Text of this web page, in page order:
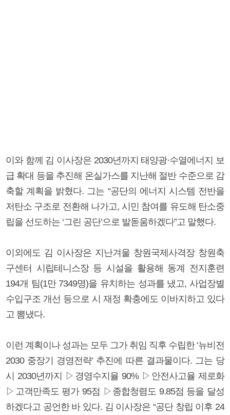
이와 함께 김 이사장은 2030년까지 태양광·수열에너지 보
급 확대 등을 추진해 온실가스를 지난해 절반 수준으로 감
축할 계획을 밝혔다. 그는 “공단의 에너지 시스템 전반을
저탄소 구조로 전환해 나가고, 시민 참여를 유도해 탄소중
립을 선도하는 ‘그린 공단’으로 발돋움하겠다”고 말했다.
이외에도 김 이사장은 지난겨울 창원국제사격장 창원축
구센터 시립테니스장 등 시설을 활용해 동계 전지훈련
194개 팀(1만 7349명)을 유치하는 성과를 냈고, 사업장별
수입구조 개선 등으로 시 재정 확충에도 이바지하고 있다
고 뽐냈다.
이런 계획이나 성과는 모두 그가 취임 직후 수립한 ‘뉴비전
2030 중장기 경영전략’ 추진에 따른 결과물이다. 그는 당
시 2030년까지 ▷경영수지율 90% ▷안전사고율 제로화
▷고객만족도 평가 95점 ▷종합청렴도 9.85점 등을 달성
하겠다고 공언한 바 있다. 김 이사장은 “공단 창립 이후 24